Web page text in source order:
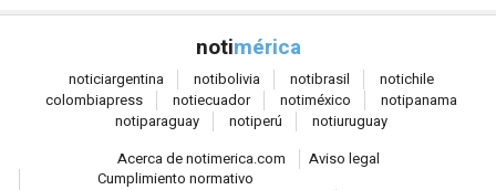
notimérica
noticiargentina notibolivia notibrasil notichile
colombiapress notiecuador notiméxico notipanama
notiparaguay notiperú notiuruguay
Acerca de notimerica.com
Aviso legal
Cumplimiento normativo